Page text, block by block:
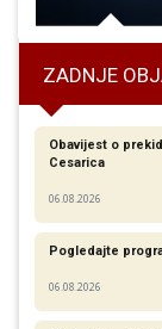
ZADNJE
Obavijest o
Cesarica
06.08.2026
Pogledajte
06.08.2026